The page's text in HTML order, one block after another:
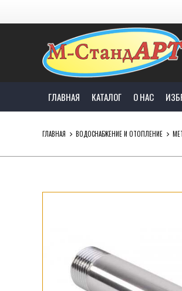
ГЛАВНАЯ КАТАЛОГ О НАС
ГЛАВНАЯ ВОДОСНАБЖЕНИЕ И ОТОПЛЕНИЕ